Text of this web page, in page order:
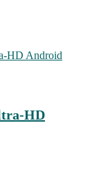
HD